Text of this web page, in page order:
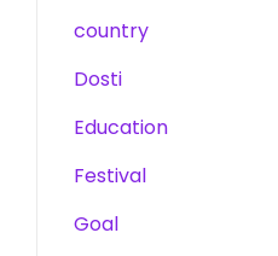
country
Dosti
Education
Festival
Goal